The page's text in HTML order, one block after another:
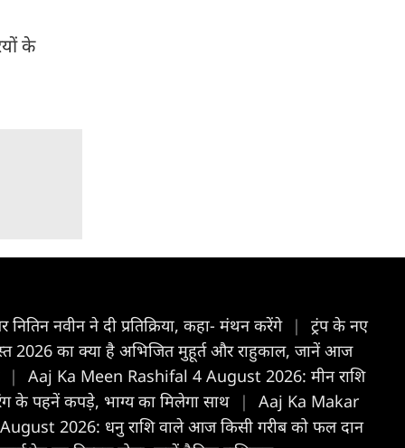
के
नितिन नवीन ने दी प्रतिक्रिया, कहा- मंथन करेंगे |
ट्रंप के नए
का क्या है अभिजित मुहूर्त और राहुकाल, जानें आज
|
Aaj Ka Meen Rashifal 4 August 2026: मीन राशि
पहनें कपड़े, भाग्य का मिलेगा साथ |
Aaj Ka Makar
2026: धनु राशि वाले आज किसी गरीब को फल दान